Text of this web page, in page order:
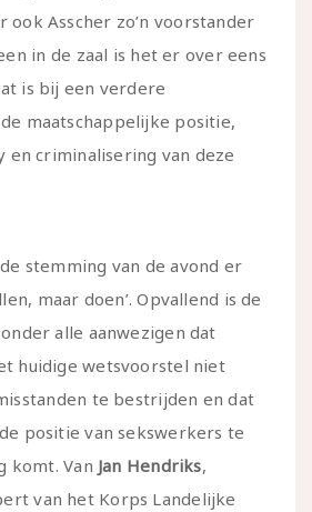
ook Asscher zo’n voorstander
in de zaal is het er over eens
is bij een verdere
maatschappelijke positie,
en criminalisering van deze
stemming van de avond er
maar doen’. Opvallend is de
alle aanwezigen dat
huidige wetsvoorstel niet
te bestrijden en dat
positie van sekswerkers te
komt. Van Jan Hendriks,
van het Korps Landelijke